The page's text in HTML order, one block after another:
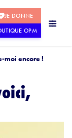
JE DONNE
OPM
moi encore !